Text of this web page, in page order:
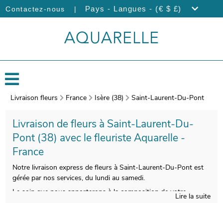
Contactez-nous | Pays - Langues - (€ $ £)
Livraison fleurs France Isère (38) Saint-Laurent-Du-Pont
Livraison de fleurs à Saint-Laurent-Du-
Pont (38) avec le fleuriste Aquarelle -
France
Notre livraison express de fleurs à Saint-Laurent-Du-Pont est
gérée par nos services, du lundi au samedi.
Le soin que nous apporterons à la composition de votreLire la suite